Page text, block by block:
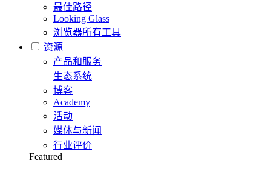
最佳路径
Looking Glass
浏览器所有工具
资源
产品和服务
生态系统
博客
Academy
活动
媒体与新闻
行业评价
Featured